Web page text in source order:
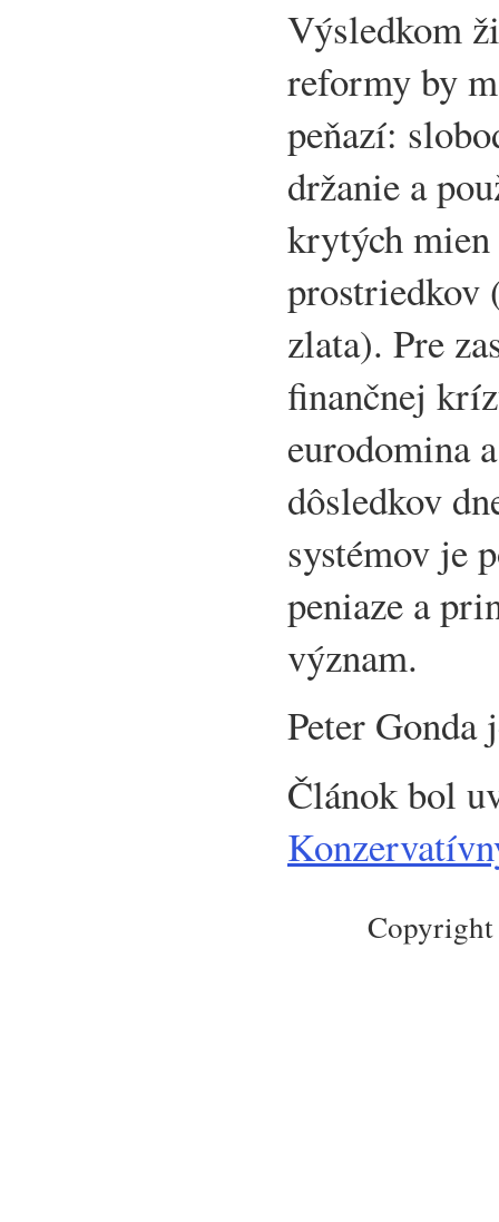
Výsledkom
reformy by
peňazí:
držanie a
krytých
prostriedkov
zlata). Pre
finančnej
eurodomina
dôsledkov
systémov je
peniaze a
význam.
Peter
Článok bol